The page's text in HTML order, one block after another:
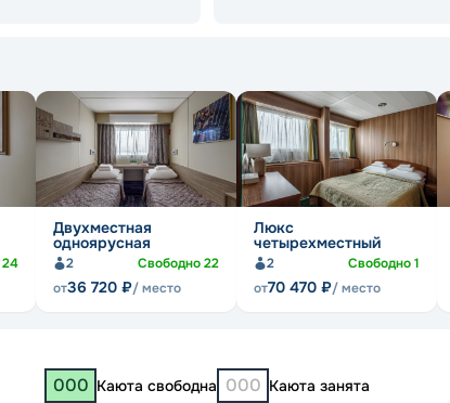
24
Двухместная
одноярусная
2 Свободно22
от36 720 ₽/ место
Люкс
четырехместный
2 Свободно1
от70 470 ₽/ место
000 Каюта свободна 000 Каюта занята